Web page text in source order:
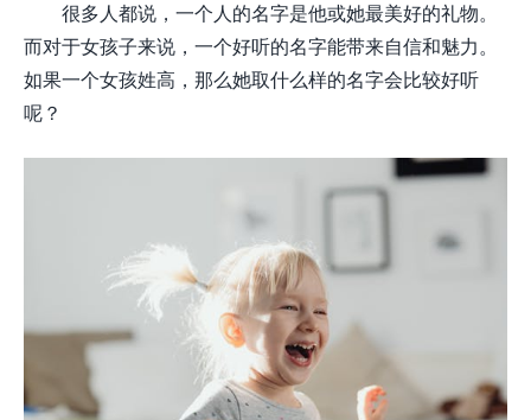
很多人都说，一个人的名字是他或她最美好的礼物。
而对于女孩子来说，一个好听的名字能带来自信和魅力。
如果一个女孩姓高，那么她取什么样的名字会比较好听
呢？